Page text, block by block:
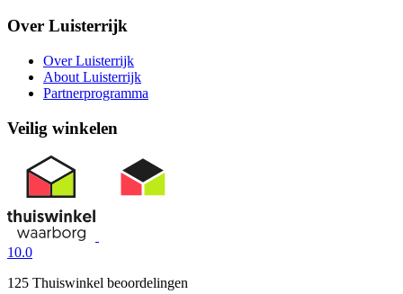
Over Luisterrijk
Over Luisterrijk
About Luisterrijk
Partnerprogramma
Veilig winkelen
10.0
125 Thuiswinkel beoordelingen